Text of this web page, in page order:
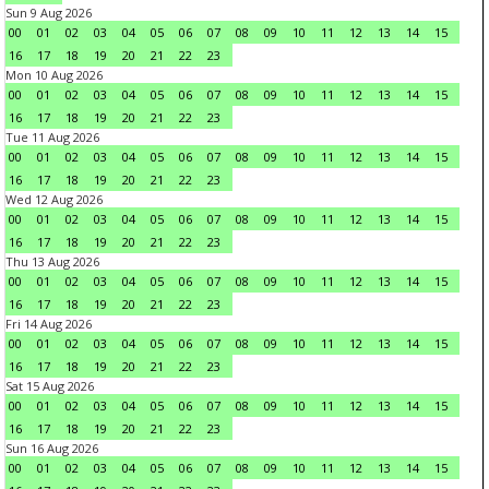
Sun 9 Aug 2026
00
01 02 03 04 05 06 07 08 09 10 11 12 13 14
15
16
17 18 19 20 21 22
23
Mon 10 Aug 2026
00
01 02 03 04 05 06 07 08 09 10 11 12 13 14
15
16
17 18 19 20 21 22
23
Tue 11 Aug 2026
00
01 02 03 04 05 06 07 08 09 10 11 12 13 14
15
16
17 18 19 20 21 22
23
Wed 12 Aug 2026
00
01 02 03 04 05 06 07 08 09 10 11 12 13 14
15
16
17 18 19 20 21 22
23
Thu 13 Aug 2026
00
01 02 03 04 05 06 07 08 09 10 11 12 13 14
15
16
17 18 19 20 21 22
23
Fri 14 Aug 2026
00
01 02 03 04 05 06 07 08 09 10 11 12 13 14
15
16
17 18 19 20 21 22
23
Sat 15 Aug 2026
00
01 02 03 04 05 06 07 08 09 10 11 12 13 14
15
16
17 18 19 20 21 22
23
Sun 16 Aug 2026
00
01 02 03 04 05 06 07 08 09 10 11 12 13 14
15